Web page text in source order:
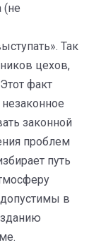
(не
Так
цехов,
факт
законной
проблем
путь
в